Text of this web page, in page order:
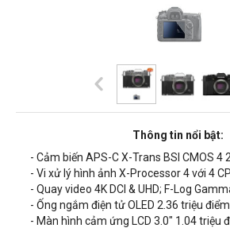
Thông tin nổi bật:
- Cảm biến APS-C X-Trans BSI CMOS 4
- Vi xử lý hình ảnh X-Processor 4 với 4
- Quay video 4K DCI & UHD; F-Log
- Ống ngắm điện tử OLED 2.36 triệu
- Màn hình cảm ứng LCD 3.0" 1.04 triệu